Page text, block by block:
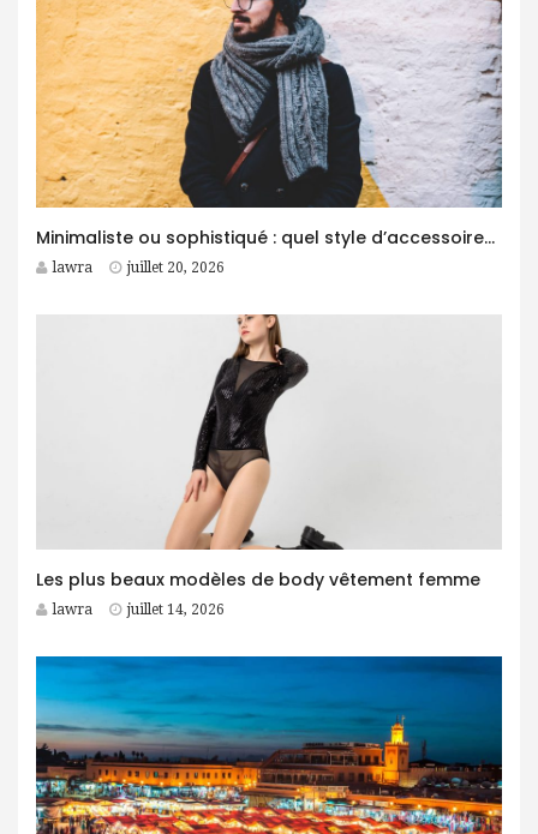
Minimaliste ou sophistiqué : quel style d’accessoires homme choisir ?
lawra juillet 20, 2026
Les plus beaux modèles de body vêtement femme
lawra juillet 14, 2026